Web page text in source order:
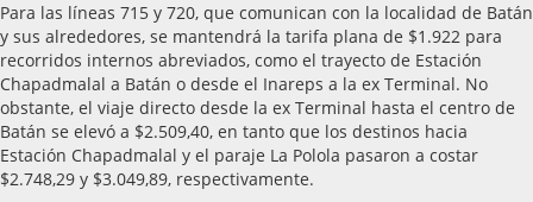
Para las líneas 715 y 720, que comunican con la localidad de Batán
y sus alrededores, se mantendrá la tarifa plana de $1.922 para
recorridos internos abreviados, como el trayecto de Estación
Chapadmalal a Batán o desde el Inareps a la ex Terminal. No
obstante, el viaje directo desde la ex Terminal hasta el centro de
Batán se elevó a $2.509,40, en tanto que los destinos hacia
Estación Chapadmalal y el paraje La Polola pasaron a costar
$2.748,29 y $3.049,89, respectivamente.